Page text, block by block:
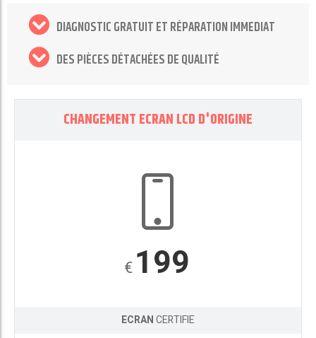
DIAGNOSTIC GRATUIT ET RÉPARATION IMMEDIAT
DES PIÈCES DÉTACHÉES DE QUALITÉ
CHANGEMENT ECRAN LCD D'ORIGINE
€199
ECRANCERTIFIE